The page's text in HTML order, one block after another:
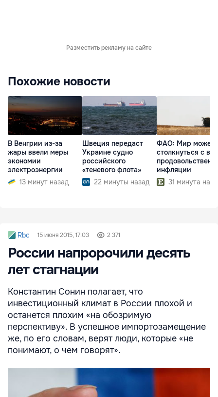
Разместить рекламу на сайте
Похожие новости
В Венгрии из-за
жары ввели меры
экономии
электроэнергии
13 минут назад
Швеция передаст
Украине судно
российского
«теневого флота»
22 минуты назад
ФАО: Мир может
столкнуться с
инфляции
31 минута
Rbc 15 июня 2015, 17:03 2 371
России напророчили десять
лет стагнации
Константин Сонин полагает, что
инвестиционный климат в России плохой и
останется плохим «на обозримую
перспективу». В успешное импортозамещение
же, по его словам, верят люди, которые «не
понимают, о чем говорят».